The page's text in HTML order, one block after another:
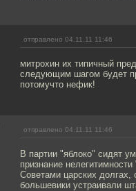
отправлено 04.11.11 11:46
митрохин их типичный
следующим шагом будет
потомучто нефик!
отправлено 04.11.11 11:46
В партии "яблоко" сидят
признание
Советами царских долгах,
большевики устраивали